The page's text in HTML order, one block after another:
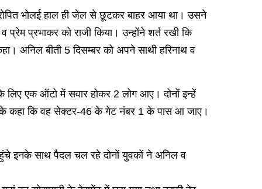
भोलई हाल ही जेल से छूटकर बाहर आया था। उसने
प्रभाकर को राजी किया। उन्होंने शर्त रखी कि
अनिल बीती 5 दिसम्बर को अपने साथी हरिनाथ व
एक ऑटो में सवार होकर 2 लोग आए। दोनों इन्हें
कहा कि वह सेक्टर-46 के गेट नंबर 1 के पास आ जाए।
इनके साथ पैदल चल रहे दोनों युवकों ने अनिल व